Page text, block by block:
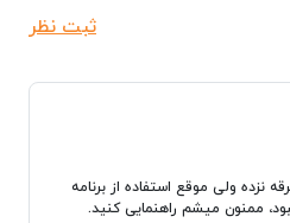
ثبت نظر
نزده ولی موقع استفاده از برنامه
ممنون میشم راهنمایی کنید.